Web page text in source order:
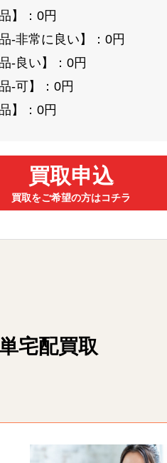
】：0円
-非常に良い】：0円
-良い】：0円
-可】：0円
】：0円
買取申込
買取をご希望の方はコチラ
宅配買取